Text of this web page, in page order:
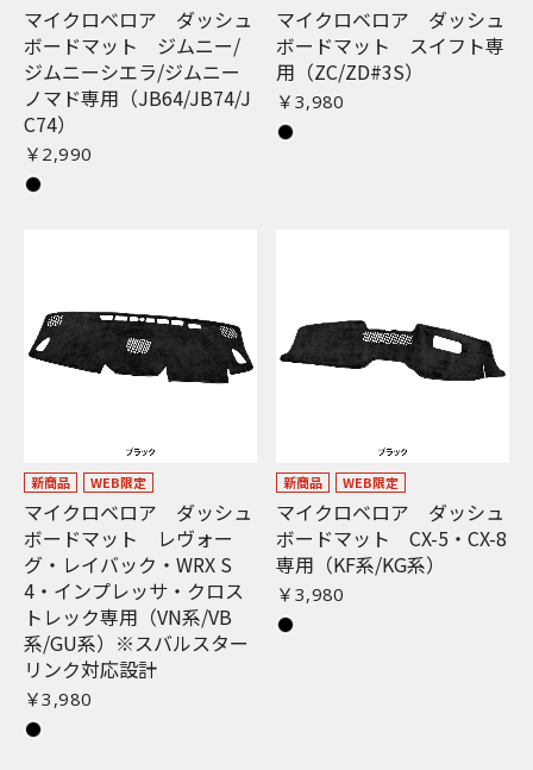
マイクロベロア ダッシュ
ボードマット ジムニー/
ジムニーシエラ/ジムニー
ノマド専用（JB64/JB74/J
C74）
￥2,990
マイクロベロア ダッシュ
ボードマット スイフト専
用（ZC/ZD#3S）
￥3,980
新商品 WEB限定
マイクロベロア ダッシュ
ボードマット レヴォー
グ・レイバック・WRX S
4・インプレッサ・クロス
トレック専用（VN系/VB
系/GU系）※スバルスター
リンク対応設計
￥3,980
新商品 WEB限定
マイクロベロア ダッシュ
ボードマット CX-5・CX-8
専用（KF系/KG系）
￥3,980